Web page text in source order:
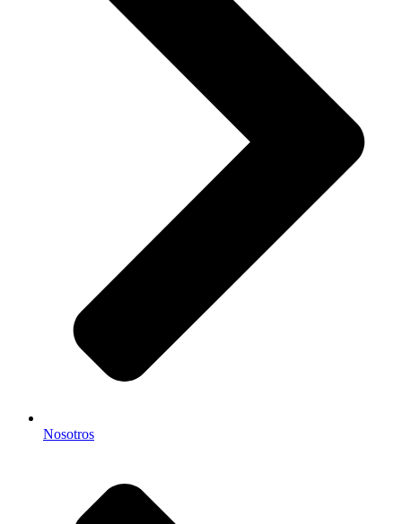
Nosotros